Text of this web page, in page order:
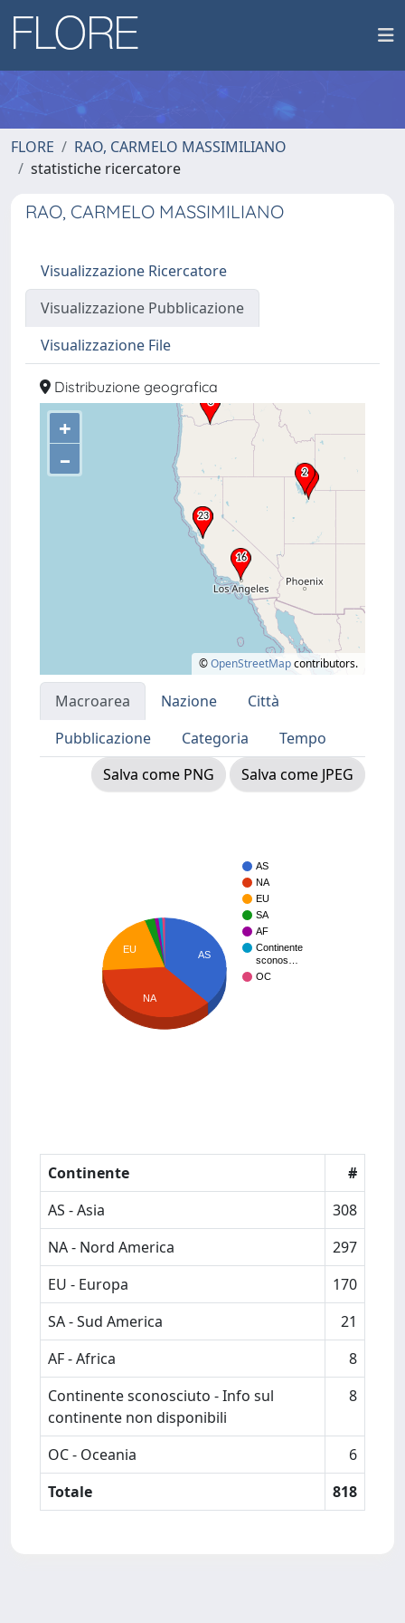
FLORE
RAO, CARMELO MASSIMILIANO
statistiche ricercatore
RAO, CARMELO MASSIMILIANO
Visualizzazione Ricercatore
Visualizzazione Pubblicazione
Visualizzazione File
Distribuzione geografica
+
–
©OpenStreetMapcontributors.
Macroarea Nazione
Città
Pubblicazione
Categoria
Tempo
Salva come PNG
Salva come JPEG
AS
NA
EU
SA
AF
Continente
sconos…
OC
AS
EU
NA
Continente
#
AS - Asia
308
NA - Nord America
297
EU - Europa
170
SA - Sud America
21
AF - Africa
8
Continente sconosciuto - Info sul
continente non disponibili
8
OC - Oceania
6
Totale
818